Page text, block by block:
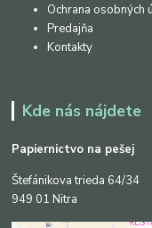
Ochrana osobných
Predajňa
Kontakty
Kde nás nájdete
Papiernictvo na pešej
Štefánikova trieda 64/34
949 01 Nitra